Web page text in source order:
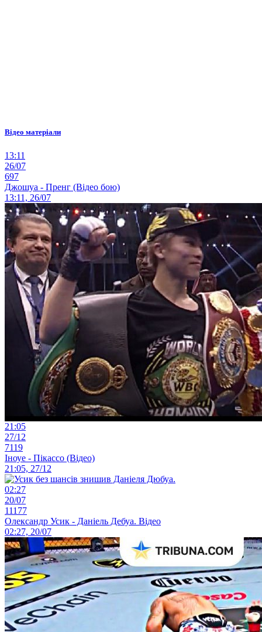
Відео матеріали
13:11
26/07
697
Джошуа - Пренг (Відео бою)
13:11, 26/07
21:05
27/12
7119
Іноуе - Пікассо (Відео)
21:05, 27/12
02:27
20/07
11177
Олександр Усик - Даніель Дебуа. Відео
02:27, 20/07